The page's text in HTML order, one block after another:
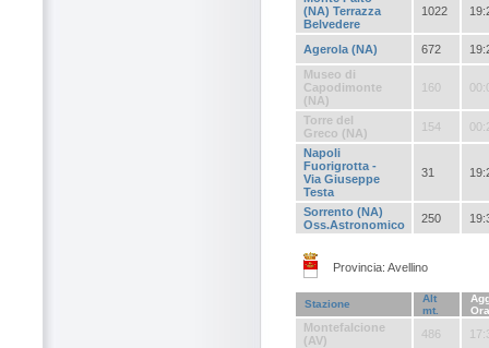
(NA) Terrazza
Belvedere
1022
Agerola (NA) 672
Museo di
Capodimonte
(NA)
160
Torre del
Greco (NA)
154
Napoli
Fuorigrotta -
Via Giuseppe
Testa
31
Sorrento (NA)
Oss.Astronomico
250
Provincia: Avellino
Stazione
Alt
mt.
Ora
Montefalcione
(AV)
486